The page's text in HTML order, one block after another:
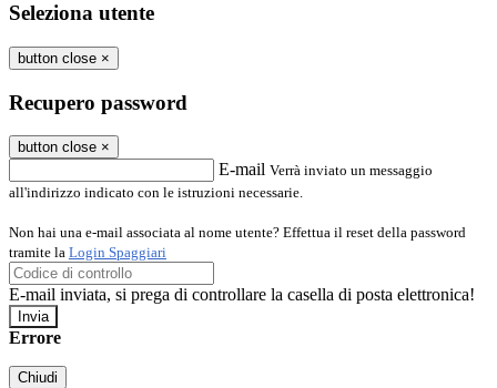
Seleziona utente
button close ×
Recupero password
button close ×
E-mail Verrà inviato un messaggio
all'indirizzo indicato con le istruzioni necessarie.
Non hai una e-mail associata al nome utente? Effettua il reset della password
tramite la Login Spaggiari
E-mail inviata, si prega di controllare la casella di posta elettronica!
Errore
Chiudi